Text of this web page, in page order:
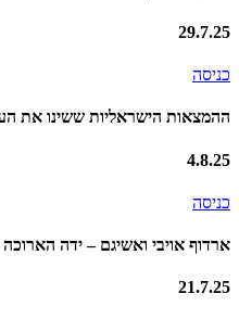
29.7.25
כניסה
ההמצאות הישראליות ששינו את
4.8.25
כניסה
ארדוף אויבי ואשיגם – ידה
21.7.25